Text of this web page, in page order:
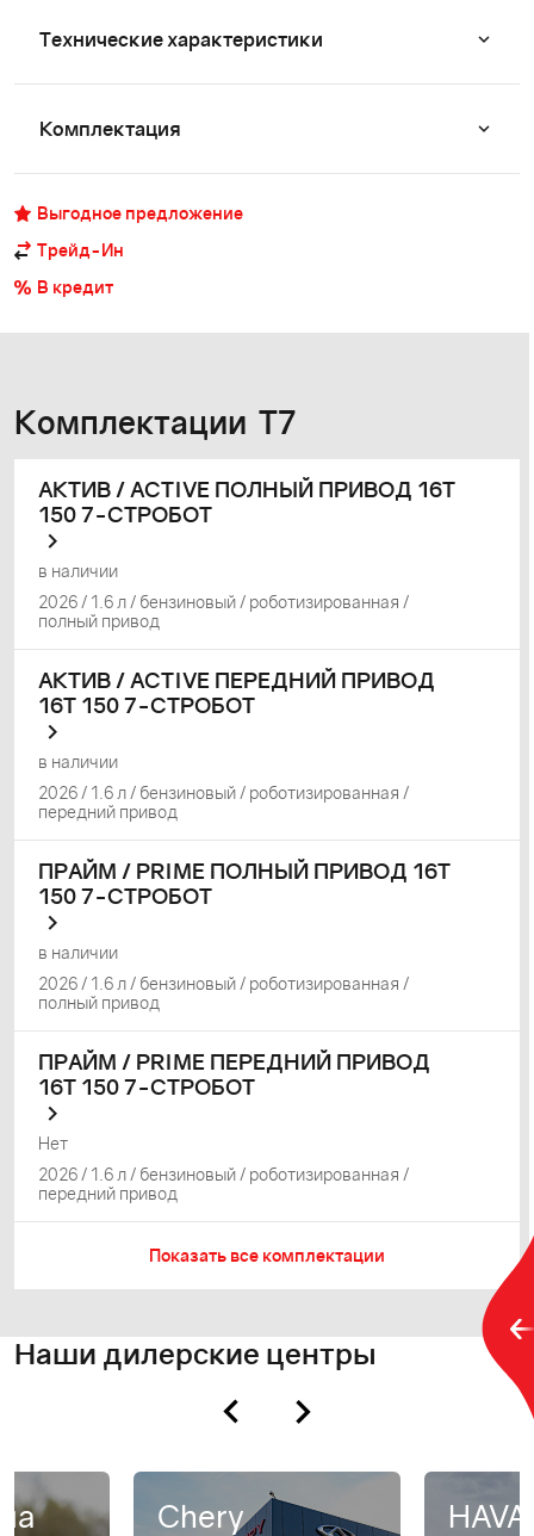
Технические характеристики
Комплектация
Выгодное предложение
Трейд-Ин
В кредит
Комплектации T7
АКТИВ / ACTIVE ПОЛНЫЙ ПРИВОД 16Т
150 7-СТРОБОТ
2026 / 1.6 л / бензиновый / роботизированная /
полный привод
в наличии
АКТИВ / ACTIVE ПЕРЕДНИЙ ПРИВОД
16Т 150 7-СТРОБОТ
2026 / 1.6 л / бензиновый / роботизированная /
передний привод
в наличии
ПРАЙМ / PRIME ПОЛНЫЙ ПРИВОД 16Т
150 7-СТРОБОТ
2026 / 1.6 л / бензиновый / роботизированная /
полный привод
в наличии
ПРАЙМ / PRIME ПЕРЕДНИЙ ПРИВОД
16Т 150 7-СТРОБОТ
2026 / 1.6 л / бензиновый / роботизированная /
передний привод
Нет
Показать все комплектации
Наши дилерские центры
Chery